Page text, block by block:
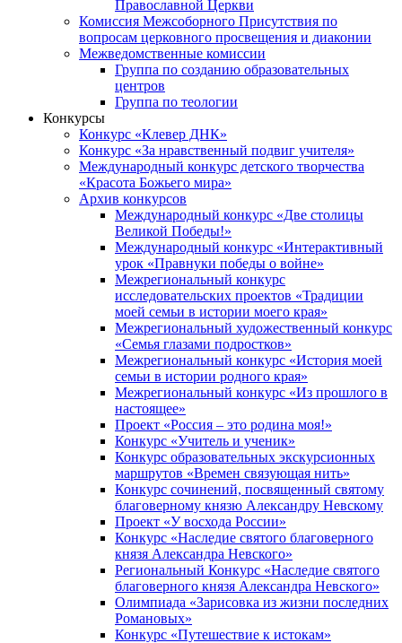
Православной Церкви
Комиссия Межсоборного Присутствия по
вопросам церковного просвещения и диаконии
Межведомственные комиссии
Группа по созданию образовательных
центров
Группа по теологии
Конкурсы
Конкурс «Клевер ДНК»
Конкурс «За нравственный подвиг учителя»
Международный конкурс детского творчества
«Красота Божьего мира»
Архив конкурсов
Международный конкурс «Две столицы
Великой Победы!»
Международный конкурс «Интерактивный
урок «Правнуки победы о войне»
Межрегиональный конкурс
исследовательских проектов «Традиции
моей семьи в истории моего края»
Межрегиональный художественный конкурс
«Семья глазами подростков»
Межрегиональный конкурс «История моей
семьи в истории родного края»
Межрегиональный конкурс «Из прошлого в
настоящее»
Проект «Россия – это родина моя!»
Конкурс «Учитель и ученик»
Конкурс образовательных экскурсионных
маршрутов «Времен связующая нить»
Конкурс сочинений, посвященный святому
благоверному князю Александру Невскому
Проект «У восхода России»
Конкурс «Наследие святого благоверного
князя Александра Невского»
Региональный Конкурс «Наследие святого
благоверного князя Александра Невского»
Олимпиада «Зарисовка из жизни последних
Романовых»
Конкурс «Путешествие к истокам»